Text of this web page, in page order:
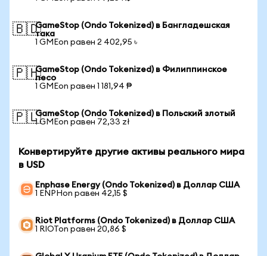
🇧🇩GameStop (Ondo Tokenized) в Бангладешская
така
1 GMEon равен 2 402,95 ৳
🇵🇭GameStop (Ondo Tokenized) в Филиппинское
песо
1 GMEon равен 1 181,94 ₱
🇵🇱GameStop (Ondo Tokenized) в Польский злотый
1 GMEon равен 72,33 zł
Конвертируйте другие активы реального мира
в USD
Enphase Energy (Ondo Tokenized) в Доллар США
1 ENPHon равен 42,15 $
Riot Platforms (Ondo Tokenized) в Доллар США
1 RIOTon равен 20,86 $